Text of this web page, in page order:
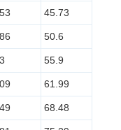
45.73
50.6
55.9
61.99
68.48